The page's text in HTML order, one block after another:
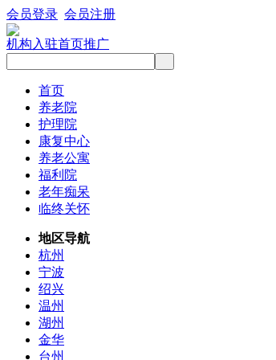
会员登录 会员注册
机构入驻首页推广
首页
养老院
护理院
康复中心
养老公寓
福利院
老年痴呆
临终关怀
地区导航
杭州
宁波
绍兴
温州
湖州
金华
台州